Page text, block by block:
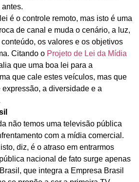
é o controle remoto, mas isto é uma
de canal e muda o cenário, a luz,
os valores e os objetivos
Citando o Projeto de Lei da Mídia
que uma boa lei para a
que cale estes veículos, mas que
a diversidade e a
não temos uma televisão pública
com a mídia comercial.
diz, é o atraso em entrarmos
nacional de fato surge apenas
que integra a Empresa Brasil